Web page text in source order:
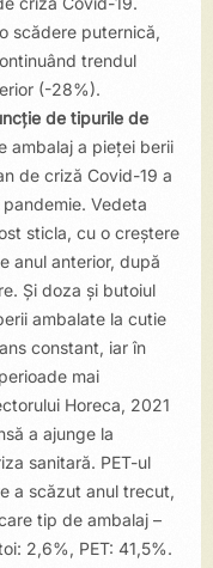
scădere puternică,
trendul
(-28%).
de tipurile de
ambalaj a pieței berii
de criză Covid-19 a
Vedeta
sticla, cu o creștere
anul anterior, după
Și doza și butoiul
ambalate la cutie
constant, iar în
mai
Horeca, 2021
a ajunge la
sanitară. PET-ul
a scăzut anul trecut,
tip de ambalaj –
2,6%, PET: 41,5%.